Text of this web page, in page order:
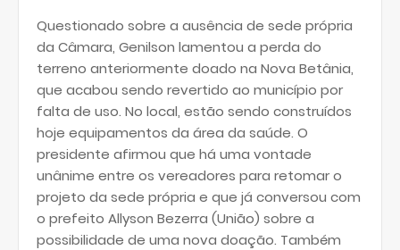
Questionado sobre a ausência de sede própria
da Câmara, Genilson lamentou a perda do
terreno anteriormente doado na Nova Betânia,
que acabou sendo revertido ao município por
falta de uso. No local, estão sendo construídos
hoje equipamentos da área da saúde. O
presidente afirmou que há uma vontade
unânime entre os vereadores para retomar o
projeto da sede própria e que já conversou com
o prefeito Allyson Bezerra (União) sobre a
possibilidade de uma nova doação. Também